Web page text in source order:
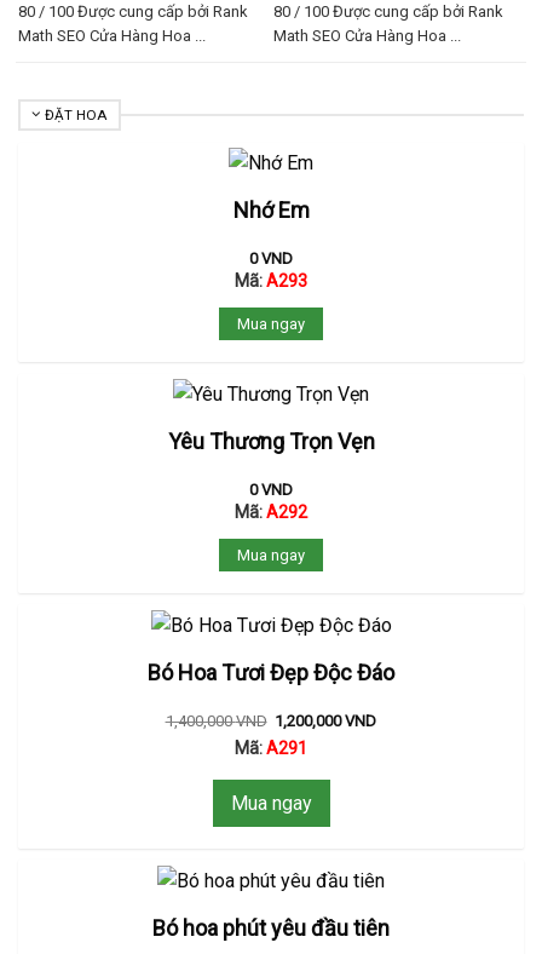
80 / 100 Được cung cấp bởi Rank
Math SEO Cửa Hàng Hoa ...
80 / 100 Được cung cấp bởi Rank
Math SEO Cửa Hàng Hoa ...
ĐẶT HOA
Nhớ Em
0VND
Mã:A293
Mua ngay
Yêu Thương Trọn Vẹn
0VND
Mã:A292
Mua ngay
Bó Hoa Tươi Đẹp Độc Đáo
1,400,000VND 1,200,000VND
Mã:A291
Mua ngay
Bó hoa phút yêu đầu tiên